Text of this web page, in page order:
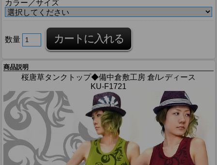
カラー／サイズ
数量
商品説明
桜唐草タンクトップ◆備中倉敷工房 倉/レディース
KU-F1721